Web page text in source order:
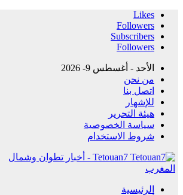
Likes
Followers
Subscribers
Followers
الأحد - أغسطس 9- 2026
من نحن
اتصل بنا
للإشهار
هيئة التحرير
سياسة الخصوصية
شروط الاستخدام
Tetouan7 - أخبار تطوان وشمال
المغرب
الرئيسية